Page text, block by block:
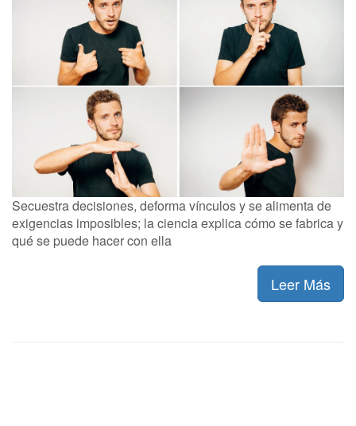
Secuestra decisiones, deforma vínculos y se alimenta de
exigencias imposibles; la ciencia explica cómo se fabrica y
qué se puede hacer con ella
Leer Más